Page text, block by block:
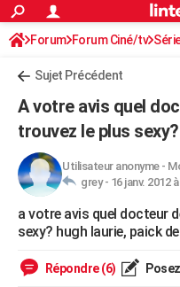
ACTUALITÉS
Politique
Société
Faits Divers
Education
Monde
Villes
+
Programme TV
TNTStreaming
Cinéma
Sorties cinéma
Musique
+FINANCE
Retraite
Impôts
Epargne
Immobilier
Risques naturels par ville
Banque
Assurance
Crédit
AUTO
Essais
Réserver un essai
Citadines
Berlines
SUV
Forum auto
HIGH-TECH
Mobiles
Meilleur smartphone
Internet
Ordinateurs
Jeux vidéo
Guide high-tech
+BRICOLAGE
Forum
Aménagement intérieur
Extérieur
Cuisine
Salle de bains
Jardinage
Rangement
WEEK-END
Forum Forum Ciné/tv
Sujet Précédent
A votre avis quel
trouvez le plus
Utilisateur anonyme-
grey - 16 janv. 2012
a votre avis quel docteur
sexy? hugh laurie, paick
Répondre (6)